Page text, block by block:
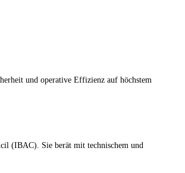
und operative Effizienz auf höchstem
(IBAC). Sie berät mit technischem und